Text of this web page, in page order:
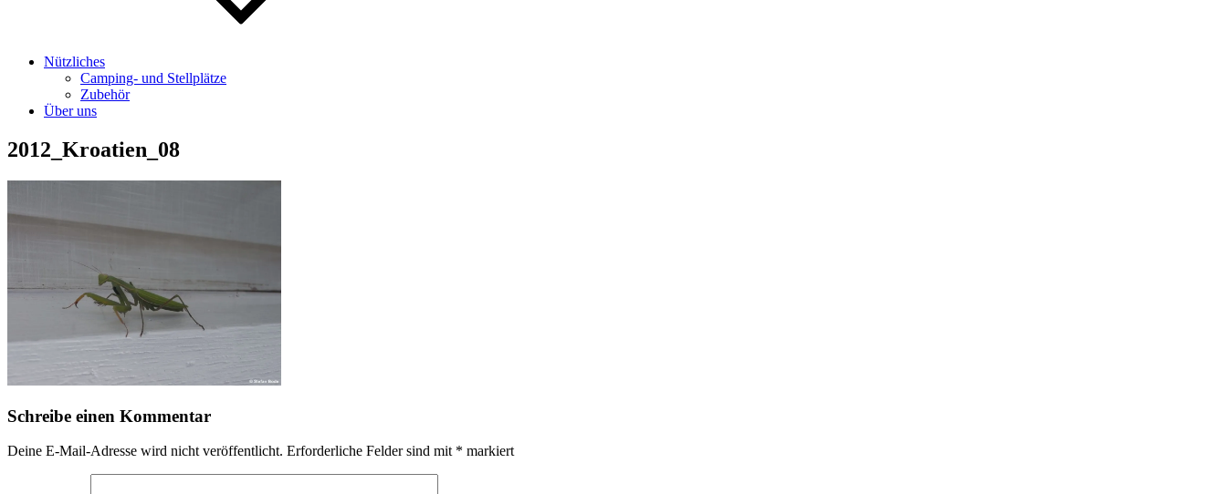
Nützliches
Camping- und Stellplätze
Zubehör
Über uns
2012_Kroatien_08
Schreibe einen Kommentar
Deine E-Mail-Adresse wird nicht veröffentlicht. Erforderliche Felder sind mit * markiert